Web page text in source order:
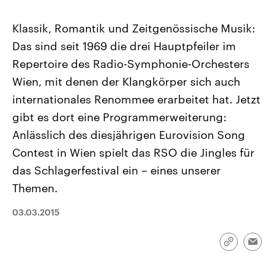
Landtagswahl Sachsen-Anhalt
2026
Alle Informationen
Sachsen-Anhalt wählt am 6.
September 2026 einen neuen
Landtag. Seit 2021 wird das
Bundesland von einer Koalition aus
CDU, SPD und FDP regiert.-
Umfragen, Prognosen,
Wahlprogramme, aktuelle Berichte
und Hintergründe zu den Parteien
und Kandidaten der anstehenden
Wahl.
USA
Aktuelle Beiträge,
Hintergründe
Wirtschaftlich und
gehören die Vereinigten
den mächtigsten Ländern
mit großem Einfluss auf
aktuelle Weltgeschehen.
Sendungen Programm Podcasts
Audio-Archiv
Klassik, Romantik und Zeitgenössische Musik:
Das sind seit 1969 die drei Hauptpfeiler im
Repertoire des Radio-Symphonie-Orchesters
Wien, mit denen der Klangkörper sich auch
internationales Renommee erarbeitet hat. Jetzt
gibt es dort eine Programmerweiterung:
Anlässlich des diesjährigen Eurovision Song
Contest in Wien spielt das RSO die Jingles für
das Schlagerfestival ein – eines unserer
Themen.
03.03.2015
Link